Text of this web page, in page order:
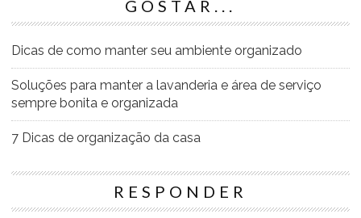
GOSTAR...
Dicas de como manter seu ambiente organizado
Soluções para manter a lavanderia e área de serviço
sempre bonita e organizada
7 Dicas de organização da casa
RESPONDER